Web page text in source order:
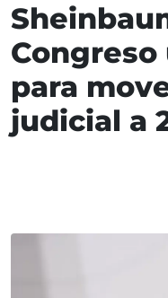
para
judicial a